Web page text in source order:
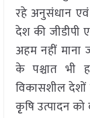
रहे अनुसंधान एवं
देश की जीडीपी
अहम नहीं माना
के पश्चात भी
विकासशील
कृृषि उत्पादन को